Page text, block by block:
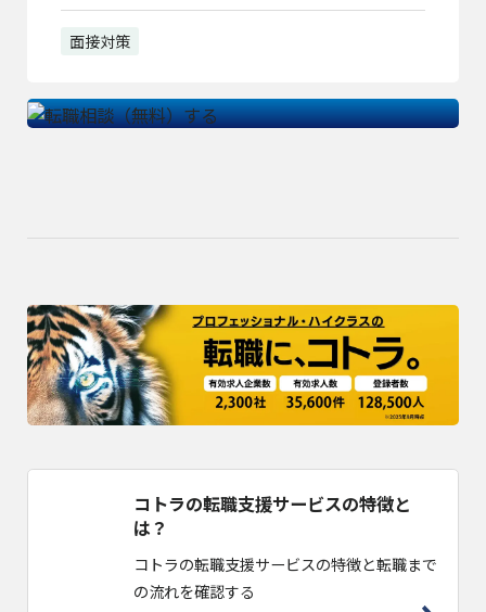
面接対策
コトラの転職支援サービスの特徴と
は？
コトラの転職支援サービスの特徴と転職まで
の流れを確認する